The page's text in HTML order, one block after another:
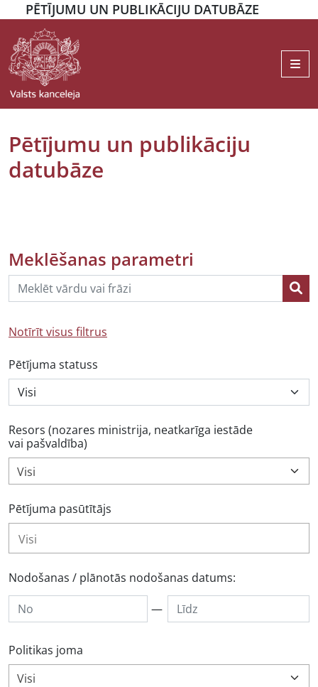
PĒTĪJUMU UN PUBLIKĀCIJU DATUBĀZE
Pētījumu un publikāciju
datubāze
Meklēšanas parametri
Notīrīt visus filtrus
Pētījuma statuss
Resors (nozares ministrija, neatkarīga iestāde
vai pašvaldība)
Visi
Pētījuma pasūtītājs
Nodošanas / plānotās nodošanas datums:
—
Politikas joma
Visi